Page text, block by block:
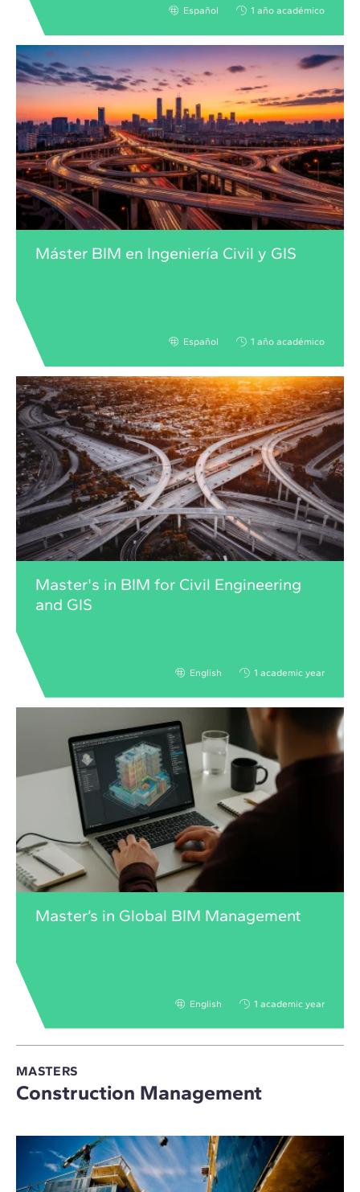
Español 1 año académico
Máster BIM en Ingeniería Civil y GIS
Español 1 año académico
Master's in BIM for Civil Engineering
and GIS
English 1 academic year
Master’s in Global BIM Management
English 1 academic year
MASTERS
Construction Management